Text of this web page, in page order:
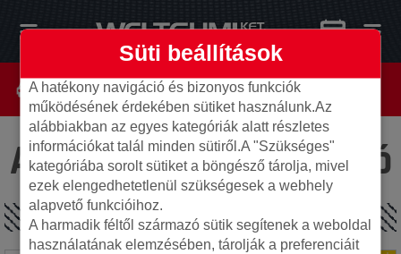
Az oldal nem található
SPECIÁLIS AJÁNLATOK
Süti beállítások
A hatékony navigáció és bizonyos funkciók
működésének érdekében sütiket használunk.Az
alábbiakban az egyes kategóriák alatt részletes
információkat talál minden sütiről.A "Szükséges"
kategóriába sorolt sütiket a böngésző tárolja, mivel
ezek elengedhetetlenül szükségesek a webhely
alapvető funkcióihoz.
A harmadik féltől származó sütik segítenek a weboldal
használatának elemzésében, tárolják a preferenciáit